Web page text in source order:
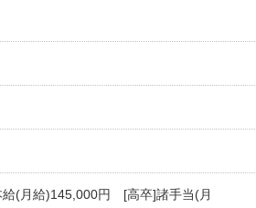
(月給)145,000円 [高卒]諸手当(月